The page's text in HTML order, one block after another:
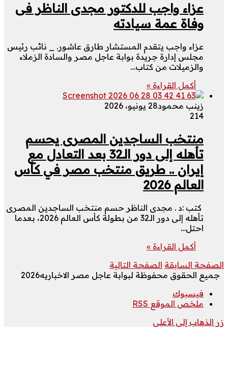
عزاء واجب للدكتور مجدى الناظر فى
وفاة عمة سيادته
عزاء واجب يتقدم المستشار طارق عاشور. _ نائب رئيس
مجلس إدارة جريدة بوابة عاجل مصر والسادة الزملاء
والزميلات من كتاب…
أكمل القراءة »
زينب محمود28 يونيو، 2026
214
منتخب الساجدين المصرى يحسم
تأهله إلى دور الـ32 بعد التعادل مع
إيران .. طريق منتخب مصر في كأس
العالم 2026
كتب :د . مجدى الناظر حسم منتخب الساجدين المصرى
تأهله إلى دور الـ32 من بطولة كأس العالم 2026، بعدما
احتل…
أكمل القراءة »
الصفحة السابقة الصفحة التالية
جميع الحقوق محفوظة لبوابة عاجل مصر الاخباريه2026
فيسبوك
ملخص الموقع RSS
زر الذهاب إلى الأعلى